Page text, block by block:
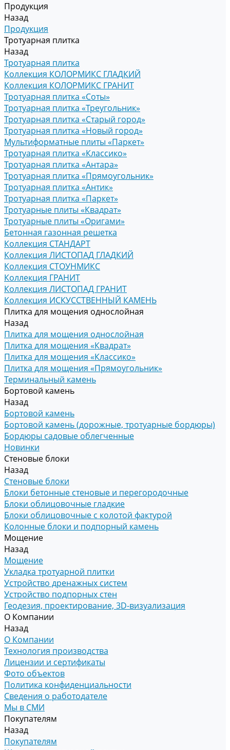
Продукция
Назад
Продукция
Тротуарная плитка
Назад
Тротуарная плитка
Коллекция КОЛОРМИКС ГЛАДКИЙ
Коллекция КОЛОРМИКС ГРАНИТ
Тротуарная плитка «Соты»
Тротуарная плитка «Треугольник»
Тротуарная плитка «Старый город»
Тротуарная плитка «Новый город»
Мультиформатные плиты «Паркет»
Тротуарная плитка «Классико»
Тротуарная плитка «Антара»
Тротуарная плитка «Прямоугольник»
Тротуарная плитка «Антик»
Тротуарная плитка «Паркет»
Тротуарные плиты «Квадрат»
Тротуарные плиты «Оригами»
Бетонная газонная решетка
Коллекция СТАНДАРТ
Коллекция ЛИСТОПАД ГЛАДКИЙ
Коллекция СТОУНМИКС
Коллекция ГРАНИТ
Коллекция ЛИСТОПАД ГРАНИТ
Коллекция ИСКУССТВЕННЫЙ КАМЕНЬ
Плитка для мощения однослойная
Назад
Плитка для мощения однослойная
Плитка для мощения «Квадрат»
Плитка для мощения «Классико»
Плитка для мощения «Прямоугольник»
Терминальный камень
Бортовой камень
Назад
Бортовой камень
Бортовой камень (дорожные, тротуарные бордюры)
Бордюры садовые облегченные
Новинки
Стеновые блоки
Назад
Стеновые блоки
Блоки бетонные стеновые и перегородочные
Блоки облицовочные гладкие
Блоки облицовочные с колотой фактурой
Колонные блоки и подпорный камень
Мощение
Назад
Мощение
Укладка тротуарной плитки
Устройство дренажных систем
Устройство подпорных стен
Геодезия, проектирование, 3D-визуализация
О Компании
Назад
О Компании
Технология производства
Лицензии и сертификаты
Фото объектов
Политика конфиденциальности
Сведения о работодателе
Мы в СМИ
Покупателям
Назад
Покупателям